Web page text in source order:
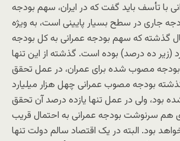
با تأسف باید گفت که در ایران، سهم بودجه
جاری در سطح بسیار پایینی است، به ویژه
که سهم بودجه عمرانی به کل بودجه
ده درصد) بوده است. گذشته از این تنها
مصوب شده برای عمران، در عمل تحقق
بودجه مصوب عمرانی چهل هزار میلیارد
بود، ولی در عمل تنها یازده درصد آن تحقق
هم سرنوشت بودجه عمرانی به احتمال قریب
بود. البته در یک اقتصاد سالم دولت تنها